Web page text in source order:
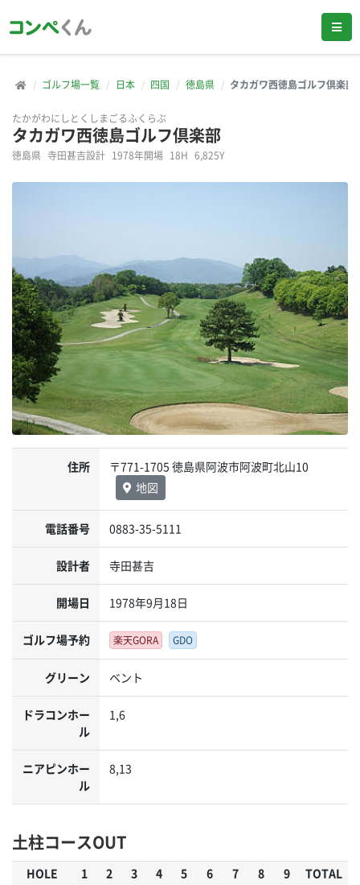
ゴルフ場一覧 日本 四国 徳島県 タカガワ西徳島ゴルフ倶楽部
たかがわにしとくしまごるふくらぶ
タカガワ西徳島ゴルフ倶楽部
徳島県 寺田甚吉設計 1978年開場 18H 6,825Y
住所
〒771-1705 徳島県阿波市阿波町北山10
地図
電話番号 0883-35-5111
設計者 寺田甚吉
開場日 1978年9月18日
ゴルフ場予約 楽天GORA GDO
グリーン ベント
ドラコンホー
ル
1,6
ニアピンホー
ル
8,13
土柱コースOUT
HOLE 1 2 3 4 5 6 7 8 9
TOTAL